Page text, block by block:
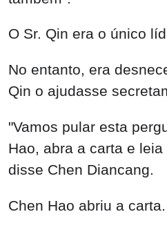
O Sr. Qin era o único
No entanto, era
Qin o ajudasse
"Vamos pular esta
Hao, abra a carta e
disse Chen Diancang.
Chen Hao abriu a carta.